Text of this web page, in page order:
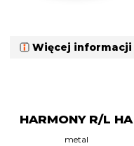
Więcej informacji
HARMONY R/L HA
metal